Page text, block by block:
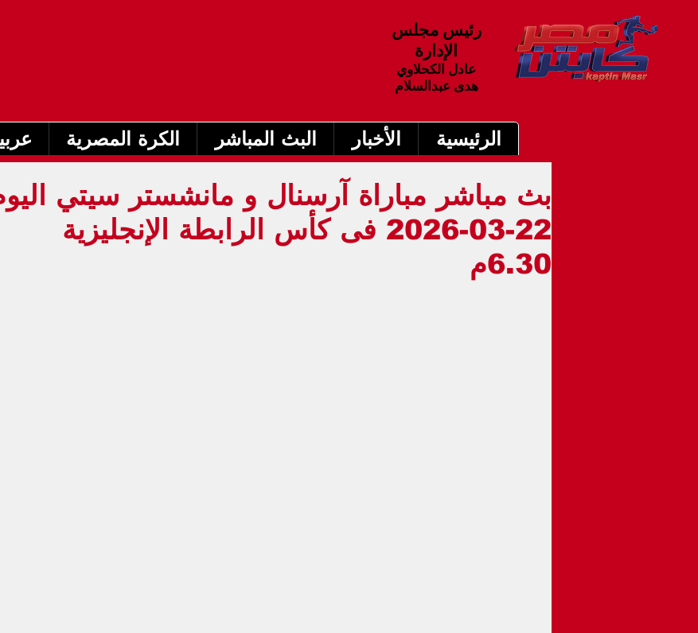
رئيس مجلس
الإدارة
عادل الكحلاوي
هدى عبدالسلام
الرئيسية الأخبار البث المباشر الكرة المصرية
بث مباشر مباراة آرسنال و مانشستر سيتي
22-03-2026 فى كأس الرابطة الإنجليزية
6.30م